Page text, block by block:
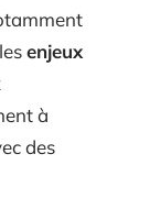
enjeux
à
des